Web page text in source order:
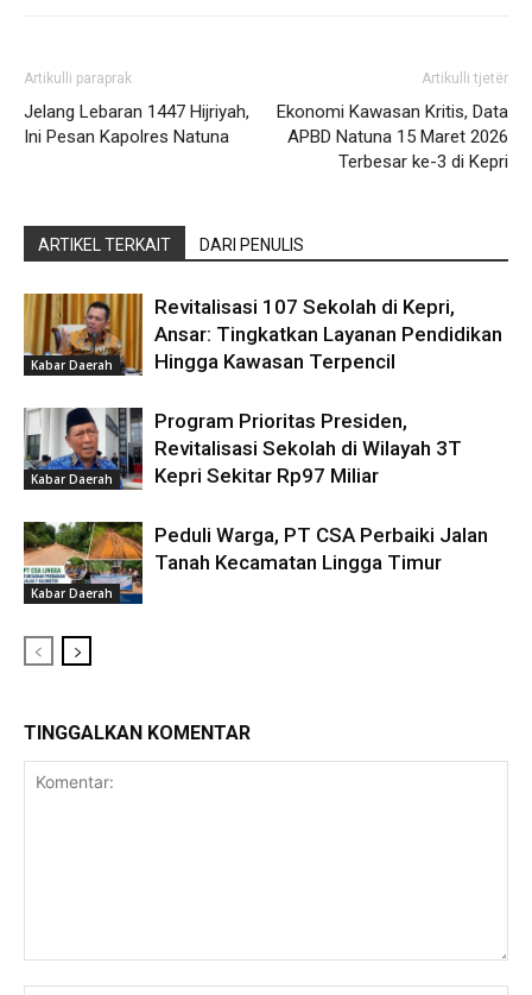
Artikulli paraprak
Jelang Lebaran 1447 Hijriyah,
Ini Pesan Kapolres Natuna
Artikulli tjetër
Ekonomi Kawasan Kritis, Data
APBD Natuna 15 Maret 2026
Terbesar ke-3 di Kepri
ARTIKEL TERKAIT DARI PENULIS
Kabar Daerah
Revitalisasi 107 Sekolah di Kepri,
Ansar: Tingkatkan Layanan Pendidikan
Hingga Kawasan Terpencil
Kabar Daerah
Program Prioritas Presiden,
Revitalisasi Sekolah di Wilayah 3T
Kepri Sekitar Rp97 Miliar
Kabar Daerah
Peduli Warga, PT CSA Perbaiki Jalan
Tanah Kecamatan Lingga Timur
TINGGALKAN KOMENTAR